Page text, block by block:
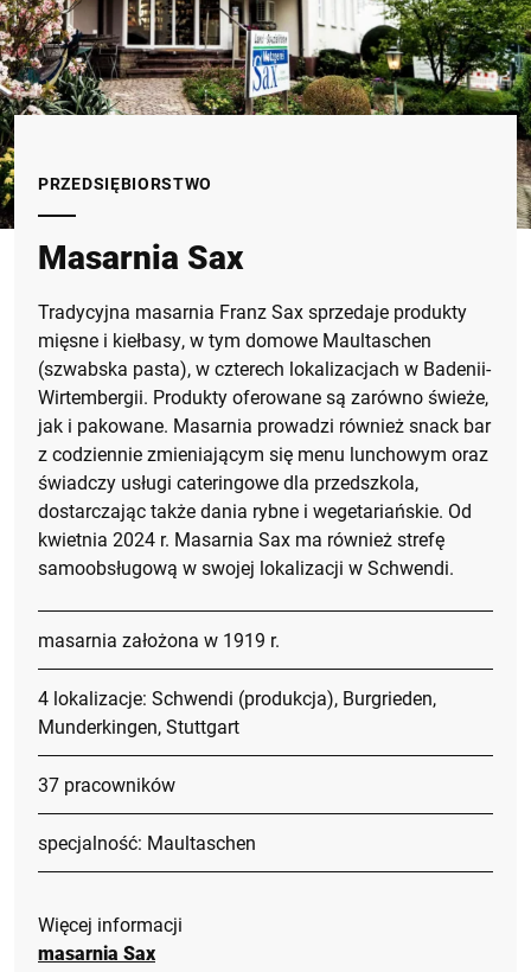
PRZEDSIĘBIORSTWO
Masarnia Sax
Tradycyjna masarnia Franz Sax sprzedaje produkty
mięsne i kiełbasy, w tym domowe Maultaschen
(szwabska pasta), w czterech lokalizacjach w Badenii-
Wirtembergii. Produkty oferowane są zarówno świeże,
jak i pakowane. Masarnia prowadzi również snack bar
z codziennie zmieniającym się menu lunchowym oraz
świadczy usługi cateringowe dla przedszkola,
dostarczając także dania rybne i wegetariańskie. Od
kwietnia 2024 r. Masarnia Sax ma również strefę
samoobsługową w swojej lokalizacji w Schwendi.
masarnia założona w 1919 r.
4 lokalizacje: Schwendi (produkcja), Burgrieden,
Munderkingen, Stuttgart
37 pracowników
specjalność: Maultaschen
Więcej informacji
masarnia Sax